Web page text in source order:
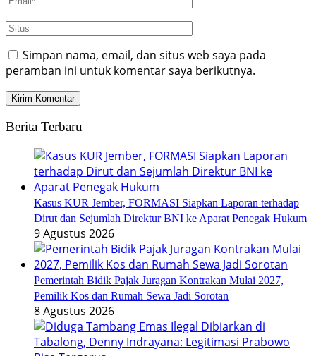
Simpan nama, email, dan situs web saya pada
peramban ini untuk komentar saya berikutnya.
Berita Terbaru
Kasus KUR Jember, FORMASI Siapkan Laporan terhadap
Dirut dan Sejumlah Direktur BNI ke Aparat Penegak Hukum
9 Agustus 2026
Pemerintah Bidik Pajak Juragan Kontrakan Mulai 2027,
Pemilik Kos dan Rumah Sewa Jadi Sorotan
8 Agustus 2026